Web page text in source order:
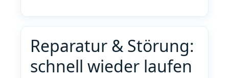
Reparatur & Störung:
schnell wieder laufen